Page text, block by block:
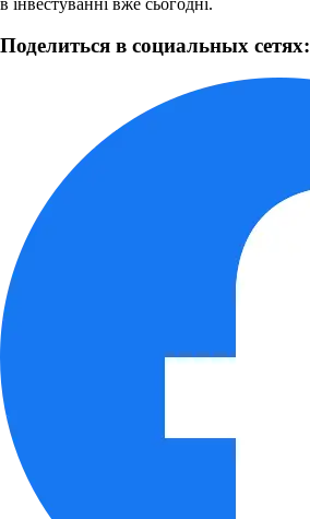
Поделиться в социальных сетях: